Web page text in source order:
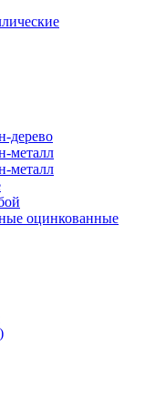
дерево
металл
металл
оцинкованные